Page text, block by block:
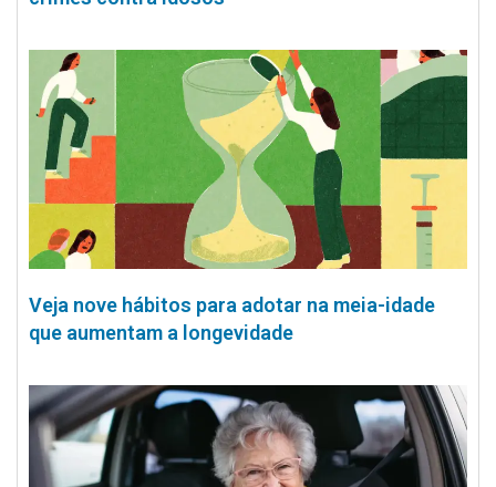
Veja nove hábitos para adotar na meia-idade
que aumentam a longevidade